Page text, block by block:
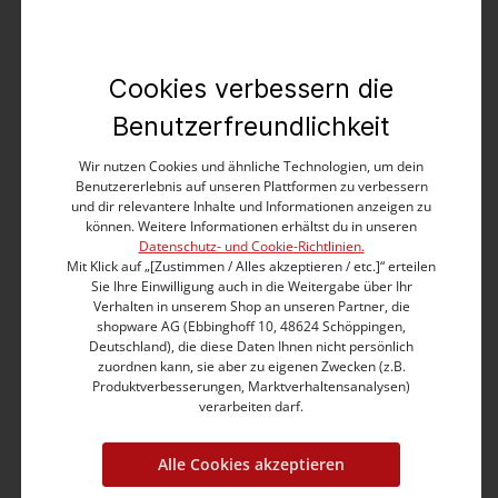
%
Cookies verbessern die
Benutzerfreundlichkeit
Wir nutzen Cookies und ähnliche Technologien, um dein
Benutzererlebnis auf unseren Plattformen zu verbessern
und dir relevantere Inhalte und Informationen anzeigen zu
können. Weitere Informationen erhältst du in unseren
Datenschutz- und Cookie-Richtlinien.
Mit Klick auf „[Zustimmen / Alles akzeptieren / etc.]“ erteilen
Sie Ihre Einwilligung auch in die Weitergabe über Ihr
Verhalten in unserem Shop an unseren Partner, die
shopware AG (Ebbinghoff 10, 48624 Schöppingen,
Deutschland), die diese Daten Ihnen nicht persönlich
zuordnen kann, sie aber zu eigenen Zwecken (z.B.
Produktverbesserungen, Marktverhaltensanalysen)
verarbeiten darf.
Alle Cookies akzeptieren